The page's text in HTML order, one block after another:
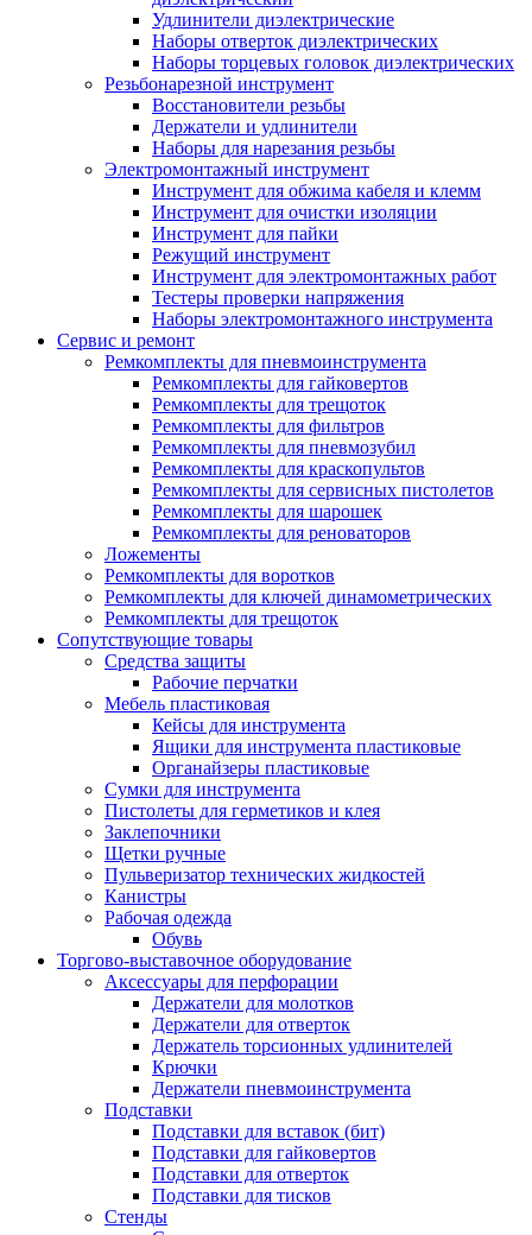
Удлинители диэлектрические
Наборы отверток диэлектрических
Наборы торцевых головок диэлектрических
Резьбонарезной инструмент
Восстановители резьбы
Держатели и удлинители
Наборы для нарезания резьбы
Электромонтажный инструмент
Инструмент для обжима кабеля и клемм
Инструмент для очистки изоляции
Инструмент для пайки
Режущий инструмент
Инструмент для электромонтажных работ
Тестеры проверки напряжения
Наборы электромонтажного инструмента
Сервис и ремонт
Ремкомплекты для пневмоинструмента
Ремкомплекты для гайковертов
Ремкомплекты для трещоток
Ремкомплекты для фильтров
Ремкомплекты для пневмозубил
Ремкомплекты для краскопультов
Ремкомплекты для сервисных пистолетов
Ремкомплекты для шарошек
Ремкомплекты для реноваторов
Ложементы
Ремкомплекты для воротков
Ремкомплекты для ключей динамометрических
Ремкомплекты для трещоток
Сопутствующие товары
Средства защиты
Рабочие перчатки
Мебель пластиковая
Кейсы для инструмента
Ящики для инструмента пластиковые
Органайзеры пластиковые
Сумки для инструмента
Пистолеты для герметиков и клея
Заклепочники
Щетки ручные
Пульверизатор технических жидкостей
Канистры
Рабочая одежда
Обувь
Торгово-выставочное оборудование
Аксессуары для перфорации
Держатели для молотков
Держатели для отверток
Держатель торсионных удлинителей
Крючки
Держатели пневмоинструмента
Подставки
Подставки для вставок (бит)
Подставки для гайковертов
Подставки для отверток
Подставки для тисков
Стенды